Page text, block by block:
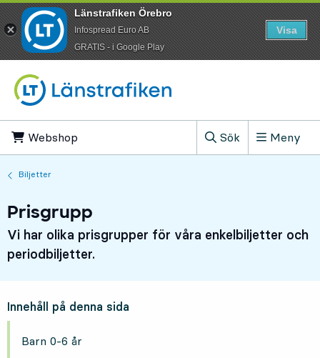
Webshop
Sök
, Visa sökfältet
Meny
Biljetter
Prisgrupp
Vi har olika prisgrupper för våra enkelbiljetter och
periodbiljetter.
Innehåll på denna sida
Barn 0-6 år
Länstrafiken Örebro
Infospread Euro AB
​GRATIS - i Google Play
Visa